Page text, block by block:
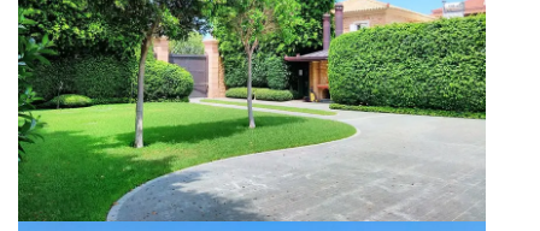
Κήπος Βίλας στη Μεσσηνία